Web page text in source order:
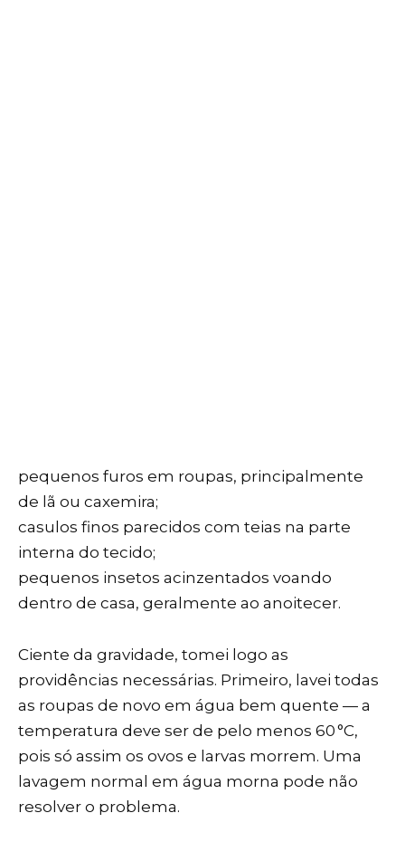
pequenos furos em roupas, principalmente
de lã ou caxemira;
casulos finos parecidos com teias na parte
interna do tecido;
pequenos insetos acinzentados voando
dentro de casa, geralmente ao anoitecer.
Ciente da gravidade, tomei logo as
providências necessárias. Primeiro, lavei todas
as roupas de novo em água bem quente — a
temperatura deve ser de pelo menos 60 °C,
pois só assim os ovos e larvas morrem. Uma
lavagem normal em água morna pode não
resolver o problema.